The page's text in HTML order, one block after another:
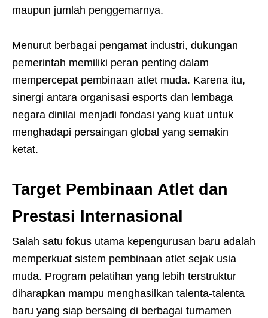
maupun jumlah penggemarnya.
Menurut berbagai pengamat industri, dukungan
pemerintah memiliki peran penting dalam
mempercepat pembinaan atlet muda. Karena itu,
sinergi antara organisasi esports dan lembaga
negara dinilai menjadi fondasi yang kuat untuk
menghadapi persaingan global yang semakin
ketat.
Target Pembinaan Atlet dan
Prestasi Internasional
Salah satu fokus utama kepengurusan baru adalah
memperkuat sistem pembinaan atlet sejak usia
muda. Program pelatihan yang lebih terstruktur
diharapkan mampu menghasilkan talenta-talenta
baru yang siap bersaing di berbagai turnamen